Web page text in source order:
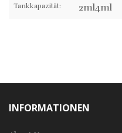
Tankkapazität: 2ml4ml
INFORMATIONEN